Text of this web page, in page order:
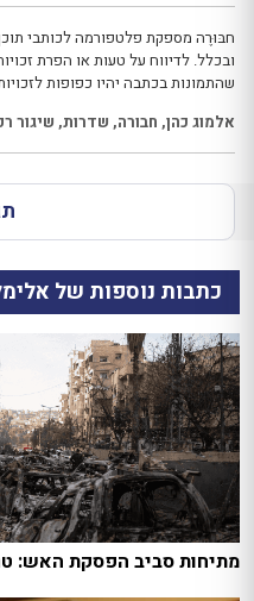
חבּוּרֶה מספקת פלטפורמה לכותבי
ובכלל. לדיווח על טעות או הפרת
שהתמונות בכתבה יהיו כפופות
אלמוג כהן, חבורה, שדרות, שיגור
כתבות נוספות של
מתיחות סביב הפסקת האש: